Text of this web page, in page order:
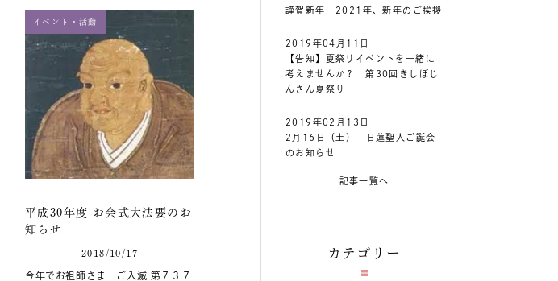
イベント・活動
平成30年度-お会式大法要のお
知らせ
2018/10/17
今年でお祖師さま ご入滅 第７３７
謹賀新年―2021年、新年のご挨拶
2019年04月11日
【告知】夏祭りイベントを一緒に
考えませんか？｜第30回きしぼじ
んさん夏祭り
2019年02月13日
2月16日（土）｜日蓮聖人ご誕会
のお知らせ
記事一覧へ
カテゴリー